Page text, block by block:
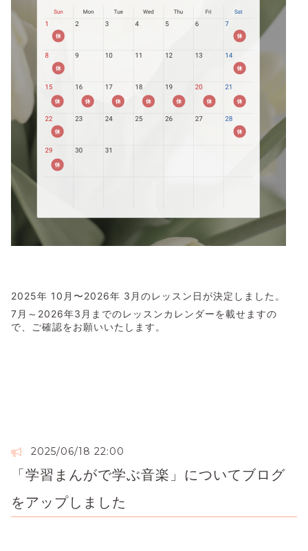
2025年 10月〜2026年 3月のレッスン日が決定しました。
7月～2026年3月までのレッスンカレンダーを載せますの
で、ご確認をお願いいたします。
2025/06/18 22:00
「学習まんがで学ぶ音楽」についてブログ
をアップしました